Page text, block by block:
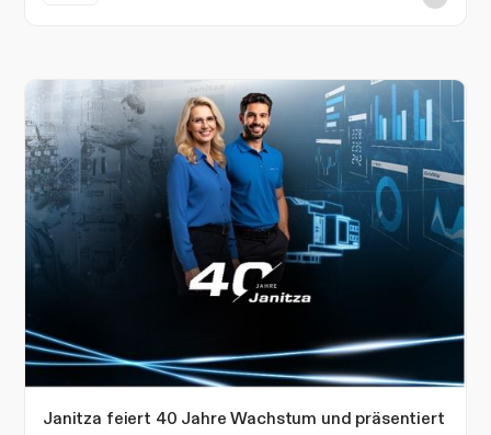
Janitza feiert 40 Jahre Wachstum und präsentiert